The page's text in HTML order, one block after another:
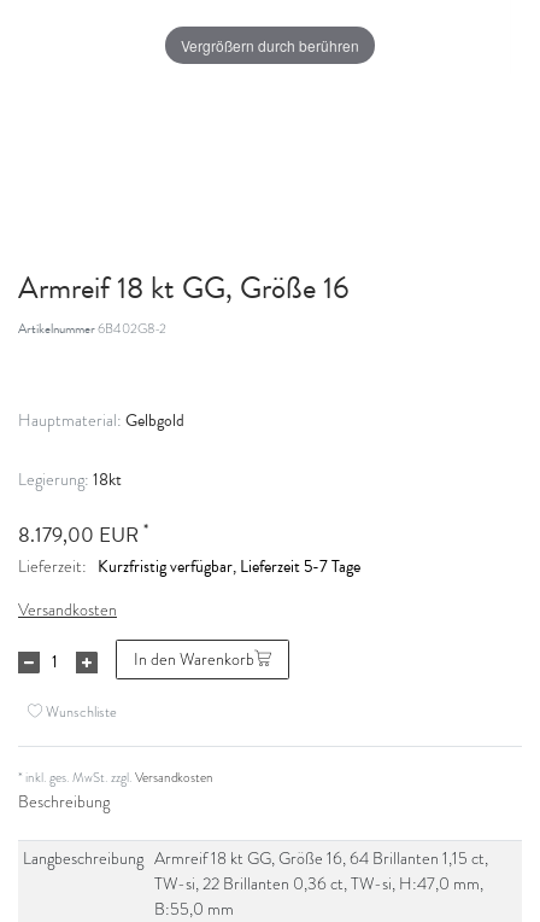
Vergrößern durch berühren
Armreif 18 kt GG, Größe 16
Artikelnummer6B402G8-2
Hauptmaterial: Gelbgold
Legierung: 18kt
8.179,00 EUR *
Lieferzeit: Kurzfristig verfügbar, Lieferzeit 5-7 Tage
Versandkosten
In den Warenkorb
Wunschliste
* inkl. ges. MwSt. zzgl.Versandkosten
Beschreibung
Langbeschreibung Armreif 18 kt GG, Größe 16, 64 Brillanten 1,15 ct,
TW-si, 22 Brillanten 0,36 ct, TW-si, H:47,0 mm,
B:55,0 mm